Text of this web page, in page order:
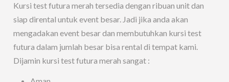
Kursi test futura merah tersedia dengan ribuan unit dan
siap dirental untuk event besar. Jadi jika anda akan
mengadakan event besar dan membutuhkan kursi test
futura dalam jumlah besar bisa rental di tempat kami.
Dijamin kursi test futura merah sangat :